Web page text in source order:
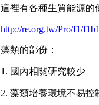
這裡有各種生質能源的
http://re.org.tw/Pro/f1/
藻類的部份：
1. 國內相關研究較少
2. 藻類培養環境不易控